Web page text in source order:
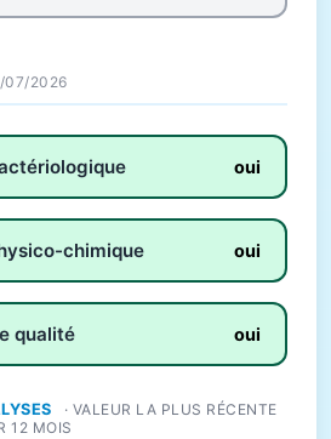
07/2026
oui
chimique oui
qualité oui
· VALEUR LA PLUS RÉCENTE
12 MOIS